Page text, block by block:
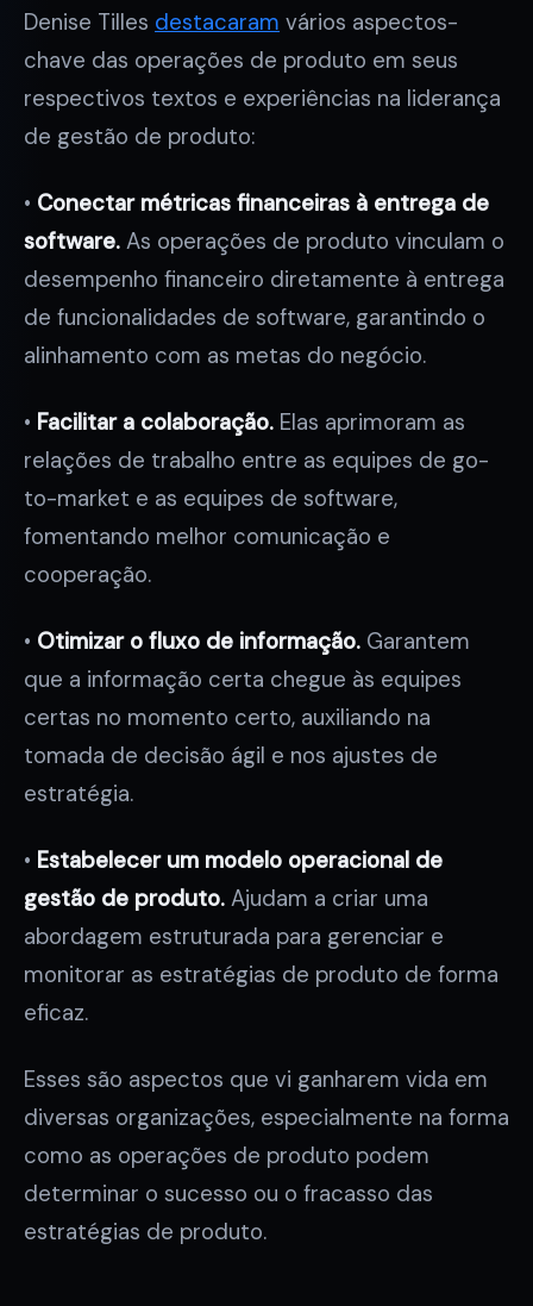
Denise Tilles destacaram vários aspectos-
chave das operações de produto em seus
respectivos textos e experiências na liderança
de gestão de produto:
• Conectar métricas financeiras à entrega de
software. As operações de produto vinculam o
desempenho financeiro diretamente à entrega
de funcionalidades de software, garantindo o
alinhamento com as metas do negócio.
• Facilitar a colaboração. Elas aprimoram as
relações de trabalho entre as equipes de go-
to-market e as equipes de software,
fomentando melhor comunicação e
cooperação.
• Otimizar o fluxo de informação. Garantem
que a informação certa chegue às equipes
certas no momento certo, auxiliando na
tomada de decisão ágil e nos ajustes de
estratégia.
• Estabelecer um modelo operacional de
gestão de produto. Ajudam a criar uma
abordagem estruturada para gerenciar e
monitorar as estratégias de produto de forma
eficaz.
Esses são aspectos que vi ganharem vida em
diversas organizações, especialmente na forma
como as operações de produto podem
determinar o sucesso ou o fracasso das
estratégias de produto.